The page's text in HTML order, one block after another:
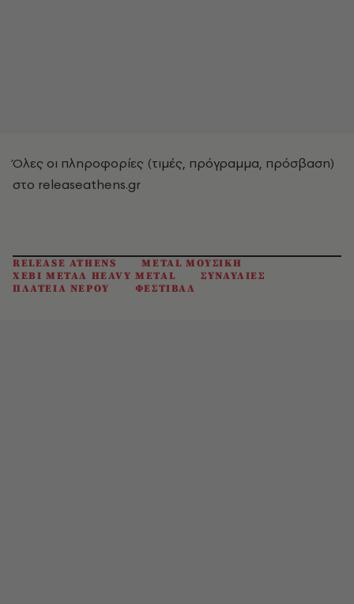
Όλες οι πληροφορίες (τιμές, πρόγραμμα, πρόσβαση)
στο releaseathens.gr
RELEASE ATHENS
METAL ΜΟΥΣΙΚΗ
ΧΕΒΙ ΜΕΤΑΛ HEAVY METAL
ΣΥΝΑΥΛΙΕΣ
ΠΛΑΤΕΙΑ ΝΕΡΟΥ
ΦΕΣΤΙΒΑΛ